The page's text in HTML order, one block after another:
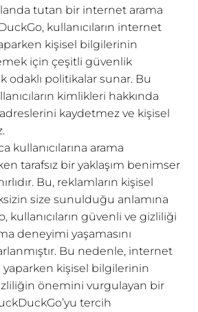
tutan bir internet arama
kullanıcıların internet
kişisel bilgilerinin
için çeşitli güvenlik
odaklı politikalar sunar. Bu
kimlikleri hakkında
kaydetmez ve kişisel
kullanıcılarına arama
tarafsız bir yaklaşım benimser
Bu, reklamların kişisel
size sunulduğu anlamına
kullanıcıların güvenli ve gizliliği
deneyimi yaşamasını
Bu nedenle, internet
yaparken kişisel bilgilerinin
önemini vurgulayan bir
tercih